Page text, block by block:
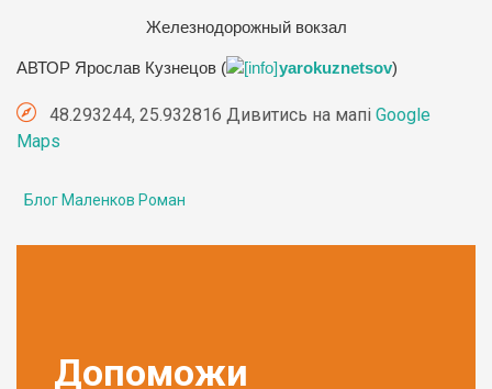
Железнодорожный вокзал
АВТОР Ярослав Кузнецов ( yarokuznetsov)
48.293244, 25.932816 Дивитись на мапі Google
Maps
Блог Маленков Роман
Допоможи